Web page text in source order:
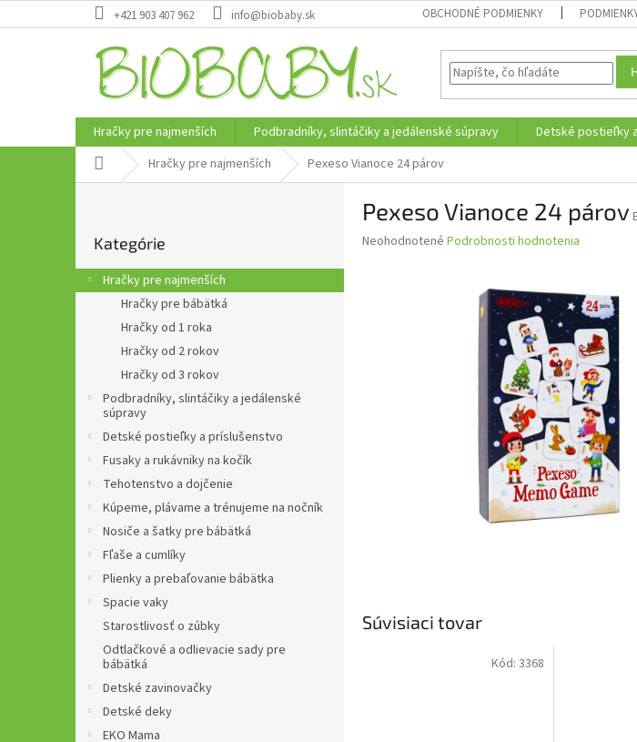
na
+421 903 407 962 info@biobaby.sk OBCHODNÉ PODMIENKY
Hračky pre najmenších Podbradníky, slintáčiky a jedálenské súpravy Detské postieľky
DomovHračky pre najmenších Pexeso Vianoce 24 párov
ý
p
kategórie
Kategórie
Hračky pre najmenších
Hračky pre bábätká
Hračky od 1 roka
Hračky od 2 rokov
Hračky od 3 rokov
Podbradníky, slintáčiky a jedálenské
súpravy
Detské postieľky a príslušenstvo
Fusaky a rukávniky na kočík
Tehotenstvo a dojčenie
Kúpeme, plávame a trénujeme na nočník
Nosiče a šatky pre bábätká
Fľaše a cumlíky
Plienky a prebaľovanie bábätka
Spacie vaky
Starostlivosť o zúbky
Odtlačkové a odlievacie sady pre
bábätká
Detské zavinovačky
Detské deky
EKO Mama
Pexeso Vianoce 24 párov
Priemerné
Neohodnotené Podrobnosti hodnotenia
Súvisiaci tovar
Kód: 3368